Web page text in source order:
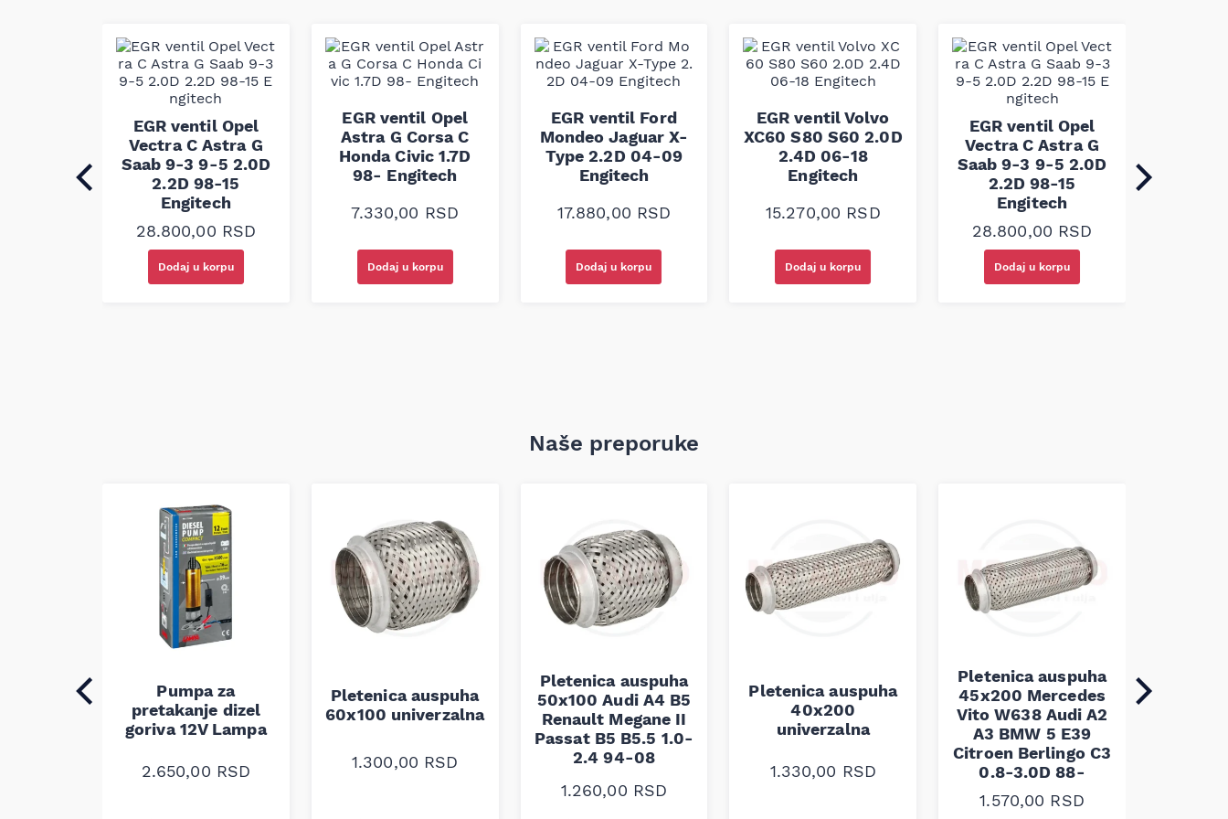
EGR ventil Opel
Vectra C Astra G
Saab 9-3 9-5 2.0D
2.2D 98-15
Engitech
28.800,00 RSD
Dodaj u korpu
EGR ventil Opel
Astra G Corsa C
Honda Civic 1.7D
98- Engitech
7.330,00 RSD
Dodaj u korpu
EGR ventil Ford
Mondeo Jaguar X-
Type 2.2D 04-09
Engitech
17.880,00 RSD
Dodaj u korpu
EGR ventil Volvo
XC60 S80 S60 2.0D
2.4D 06-18
Engitech
15.270,00 RSD
Dodaj u korpu
EGR ventil Opel
Vectra C Astra G
Saab 9-3 9-5 2.0D
2.2D 98-15
Engitech
28.800,00 RSD
Dodaj u korpu
Naše preporuke
Pumpa za
pretakanje dizel
goriva 12V Lampa
2.650,00 RSD
Pletenica auspuha
60x100 univerzalna
1.300,00 RSD
Pletenica auspuha
50x100 Audi A4 B5
Renault Megane II
Passat B5 B5.5 1.0-
2.4 94-08
1.260,00 RSD
Pletenica auspuha
40x200
univerzalna
1.330,00 RSD
Pletenica auspuha
45x200 Mercedes
Vito W638 Audi A2
A3 BMW 5 E39
Citroen Berlingo C3
0.8-3.0D 88-
1.570,00 RSD